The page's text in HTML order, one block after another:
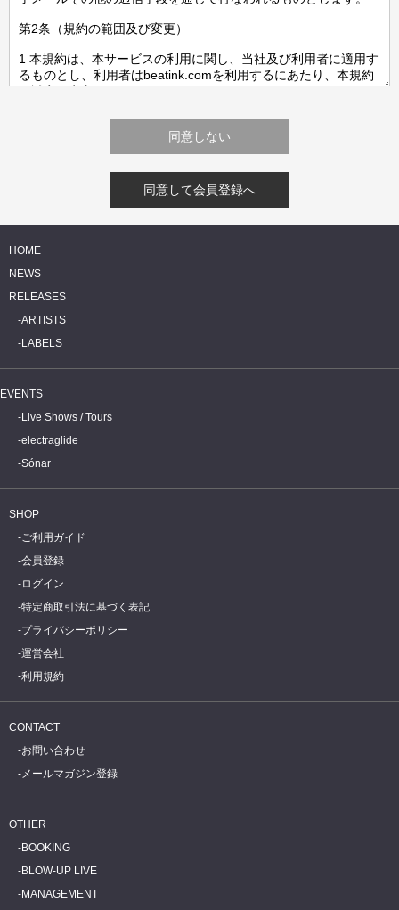
同意しない
同意して会員登録へ
HOME
NEWS
RELEASES
ARTISTS
LABELS
EVENTS
Live Shows / Tours
electraglide
Sónar
SHOP
ご利用ガイド
会員登録
ログイン
特定商取引法に基づく表記
プライバシーポリシー
運営会社
利用規約
CONTACT
お問い合わせ
メールマガジン登録
OTHER
BOOKING
BLOW-UP LIVE
MANAGEMENT